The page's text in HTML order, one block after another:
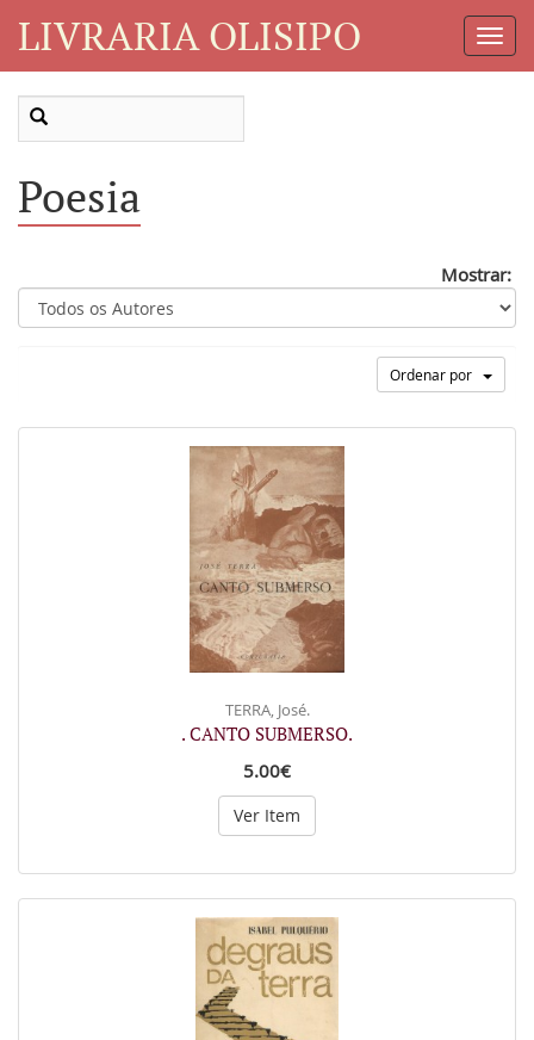
LIVRARIA OLISIPO
Poesia
Mostrar:
Ordenar por
TERRA, José.
. CANTO SUBMERSO.
5.00€
Ver Item